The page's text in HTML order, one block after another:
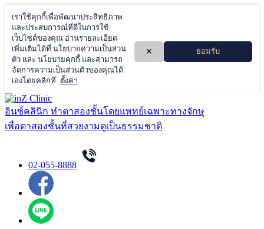
Skip
to
content
อินซ์คลินิก ทำตาสองชั้นโดยแพทย์เฉพาะทางจักษุ
เพื่อตาสองชั้นที่สวยงามดูเป็นธรรมชาติ
02-055-8888